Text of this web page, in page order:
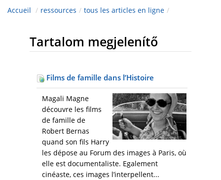
Accueil / ressources / tous les articles en ligne /
Tartalom megjelenítő
Films de famille dans l’Histoire
Magali Magne
découvre les films
de famille de
Robert Bernas
quand son fils Harry
les dépose au Forum des images à Paris, où
elle est documentaliste. Egalement
cinéaste, ces images l’interpellent...